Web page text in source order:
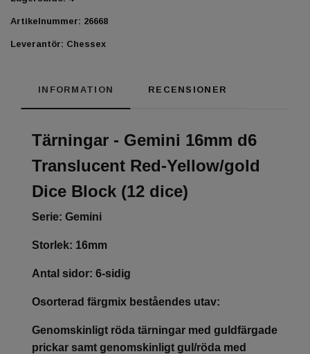
Artikelnummer: 26668
Leverantör: Chessex
INFORMATION RECENSIONER
Tärningar - Gemini 16mm d6
Translucent Red-Yellow/gold
Dice Block (12 dice)
Serie: Gemini
Storlek: 16mm
Antal sidor: 6-sidig
Osorterad färgmix beståendes utav:
Genomskinligt röda tärningar med guldfärgade
prickar samt genomskinligt gul/röda med